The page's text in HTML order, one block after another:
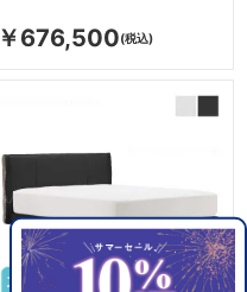
￥676,500